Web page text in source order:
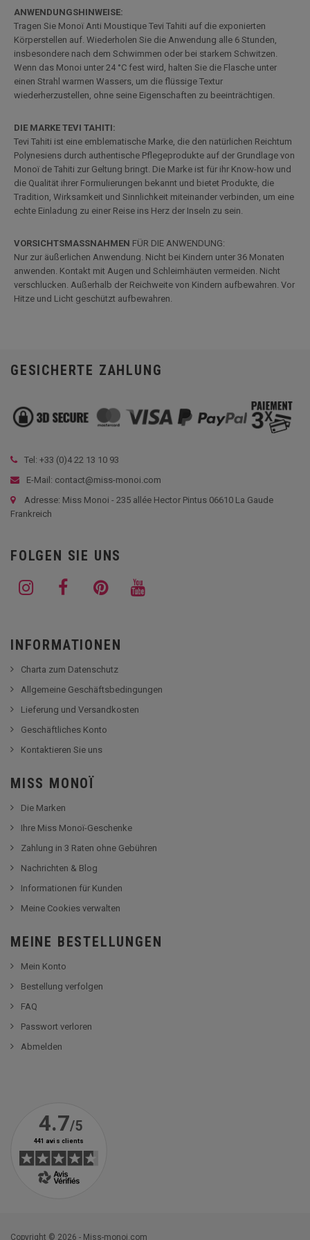
ANWENDUNGSHINWEISE:
Tragen Sie Monoï Anti Moustique Tevi Tahiti auf die exponierten
Körperstellen auf. Wiederholen Sie die Anwendung alle 6 Stunden,
insbesondere nach dem Schwimmen oder bei starkem Schwitzen.
Wenn das Monoi unter 24 °C fest wird, halten Sie die Flasche unter
einen Strahl warmen Wassers, um die flüssige Textur
wiederherzustellen, ohne seine Eigenschaften zu beeinträchtigen.
DIE MARKE TEVI TAHITI:
Tevi Tahiti ist eine emblematische Marke, die den natürlichen Reichtum
Polynesiens durch authentische Pflegeprodukte auf der Grundlage von
Monoï de Tahiti zur Geltung bringt. Die Marke ist für ihr Know-how und
die Qualität ihrer Formulierungen bekannt und bietet Produkte, die
Tradition, Wirksamkeit und Sinnlichkeit miteinander verbinden, um eine
echte Einladung zu einer Reise ins Herz der Inseln zu sein.
VORSICHTSMASSNAHMEN FÜR DIE ANWENDUNG:
Nur zur äußerlichen Anwendung. Nicht bei Kindern unter 36 Monaten
anwenden. Kontakt mit Augen und Schleimhäuten vermeiden. Nicht
verschlucken. Außerhalb der Reichweite von Kindern aufbewahren. Vor
Hitze und Licht geschützt aufbewahren.
GESICHERTE ZAHLUNG
Tel: +33 (0)4 22 13 10 93
E-Mail: contact@miss-monoi.com
Adresse: Miss Monoi - 235 allée Hector Pintus 06610 La Gaude
Frankreich
FOLGEN SIE UNS
INFORMATIONEN
Charta zum Datenschutz
Allgemeine Geschäftsbedingungen
Lieferung und Versandkosten
Geschäftliches Konto
Kontaktieren Sie uns
MISS MONOÏ
Die Marken
Ihre Miss Monoï-Geschenke
Zahlung in 3 Raten ohne Gebühren
Nachrichten & Blog
Informationen für Kunden
Meine Cookies verwalten
MEINE BESTELLUNGEN
Mein Konto
Bestellung verfolgen
FAQ
Passwort verloren
Abmelden
Copyright © 2026 - Miss-monoi.com